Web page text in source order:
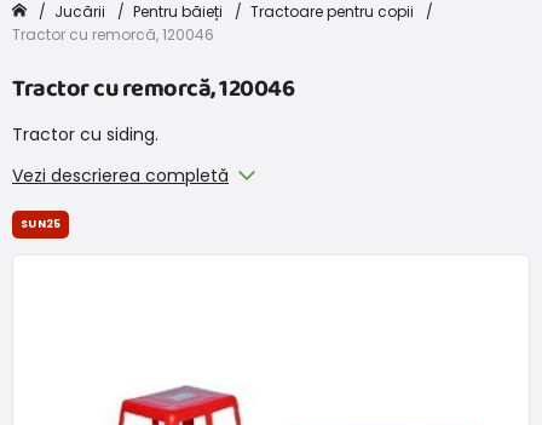
Jucării Pentru băieți
Tractoare pentru copii
Tractor cu remorcă, 120046
Tractor cu remorcă, 120046
Tractor cu siding.
Vezi descrierea completă
SUN25